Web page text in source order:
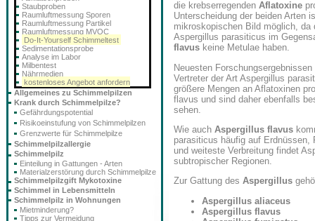
die krebserregenden Aflatoxine
Unterscheidung der beiden Arten
mikroskopischen Bild möglich, da
Aspergillus parasiticus im
flavus keine Metulae haben.
Neuesten
Vertreter der Art Aspergillus
größere Mengen an Aflatoxinen
flavus und sind daher ebenfalls
sehen.
Wie auch Aspergillus flavus
parasiticus häufig auf Erdnüssen,
und weiteste Verbreitung findet
subtropischer Regionen.
Zur Gattung des Aspergillus
Aspergillus aliaceus
Aspergillus flavus
Staubproben
Raumluftmessung Sporen
Raumluftmessung Partikel
Raumluftmessung MVOC
Do-It-Yourself Schimmeltest
Sedimentationsprobe
Analyse im Labor
Milbentest
Nährmedien
kostenloses Angebot anfordern
Allgemeines zu Schimmelpilzen
Krank durch Schimmelpilze?
Gefährdungspotential
Risikoeinstufung von Schimmelpilzen
Grenzwerte für Schimmelpilze
Schimmelpilzallergie
Schimmelpilz
Einteilung in Gattungen - Arten
Materialzerstörung durch Schimmelpilze
Schimmelpilzgift Mykotoxine
Schimmel in Lebensmitteln
Schimmelpilz in Wohnungen
Mietminderung?
Tipps zur Vermeidung